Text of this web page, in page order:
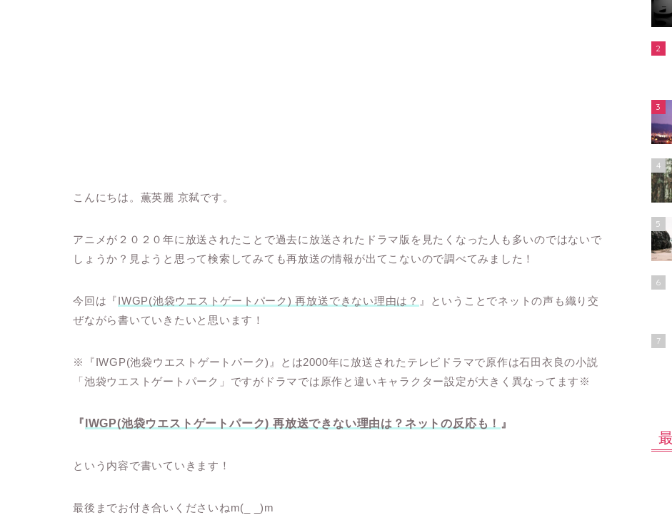
こんにちは。薫英麗 京弑です。
アニメが２０２０年に放送されたことで過去に放送されたドラマ版を見たくなった人も多いのではないで
しょうか？見ようと思って検索してみても再放送の情報が出てこないので調べてみました！
今回は『IWGP(池袋ウエストゲートパーク) 再放送できない理由は？ 』ということでネットの声も織り交
ぜながら書いていきたいと思います！
※『IWGP(池袋ウエストゲートパーク)』とは2000年に放送されたテレビドラマで原作は石田衣良の小説
「池袋ウエストゲートパーク」ですがドラマでは原作と違いキャラクター設定が大きく異なってます※
『 IWGP(池袋ウエストゲートパーク) 再放送できない理由は？ネットの反応も！ 』
という内容で書いていきます！
最後までお付き合いくださいねm(_ _)m
2
3
4
5
6
7